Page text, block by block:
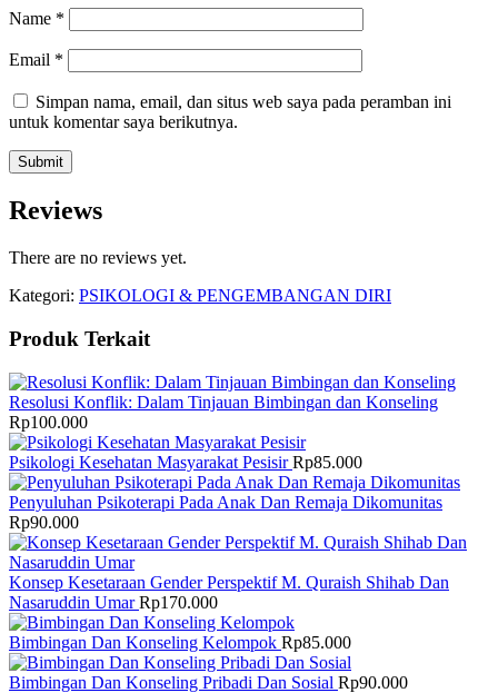
Name *
Email *
Simpan nama, email, dan situs web saya pada peramban ini
untuk komentar saya berikutnya.
Reviews
There are no reviews yet.
Kategori: PSIKOLOGI & PENGEMBANGAN DIRI
Produk Terkait
Resolusi Konflik: Dalam Tinjauan Bimbingan dan Konseling
Rp100.000
Psikologi Kesehatan Masyarakat PesisirRp85.000
Penyuluhan Psikoterapi Pada Anak Dan Remaja Dikomunitas
Rp90.000
Konsep Kesetaraan Gender Perspektif M. Quraish Shihab Dan
Nasaruddin UmarRp170.000
Bimbingan Dan Konseling Kelompok Rp85.000
Bimbingan Dan Konseling Pribadi Dan Sosial Rp90.000